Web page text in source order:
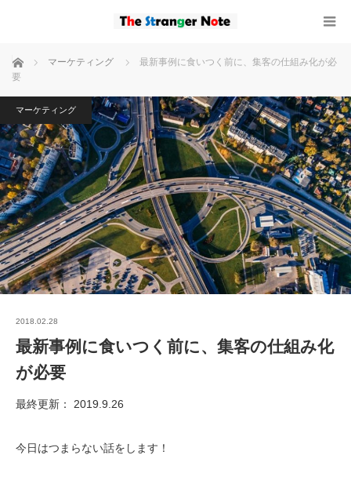
ホーム マーケティング
最新事例に食いつく前に、集客の仕組み化が必
要
マーケティング
2018.02.28
最新事例に食いつく前に、集客の仕組み化
が必要
最終更新： 2019.9.26
今日はつまらない話をします！